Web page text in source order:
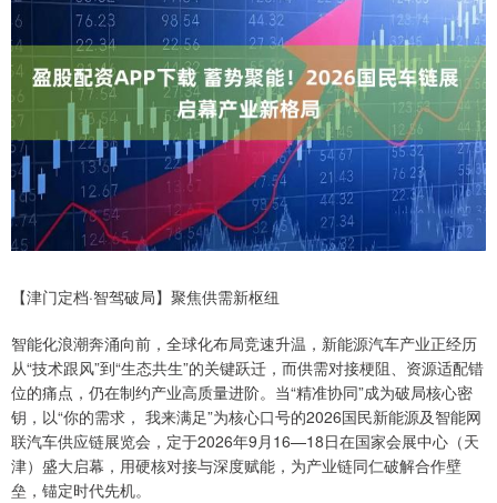
【津门定档·智驾破局】聚焦供需新枢纽
智能化浪潮奔涌向前，全球化布局竞速升温，新能源汽车产业正经历
从“技术跟风”到“生态共生”的关键跃迁，而供需对接梗阻、资源适配错
位的痛点，仍在制约产业高质量进阶。当“精准协同”成为破局核心密
钥，以“你的需求， 我来满足”为核心口号的2026国民新能源及智能网
联汽车供应链展览会，定于2026年9月16—18日在国家会展中心（天
津）盛大启幕，用硬核对接与深度赋能，为产业链同仁破解合作壁
垒，锚定时代先机。